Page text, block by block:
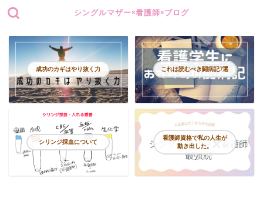
シングルマザー×看護師×ブログ
成功のカギはやり抜く力 これは読むべき闘病記7選
シリンジ採血について
看護師資格で私の人生が
動き出した。